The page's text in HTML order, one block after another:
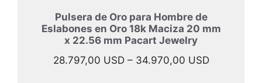
Pulsera de Oro para Hombre de
Eslabones en Oro 18k Maciza 20 mm
x 22.56 mm Pacart Jewelry
28.797,00 USD – 34.970,00 USDRango